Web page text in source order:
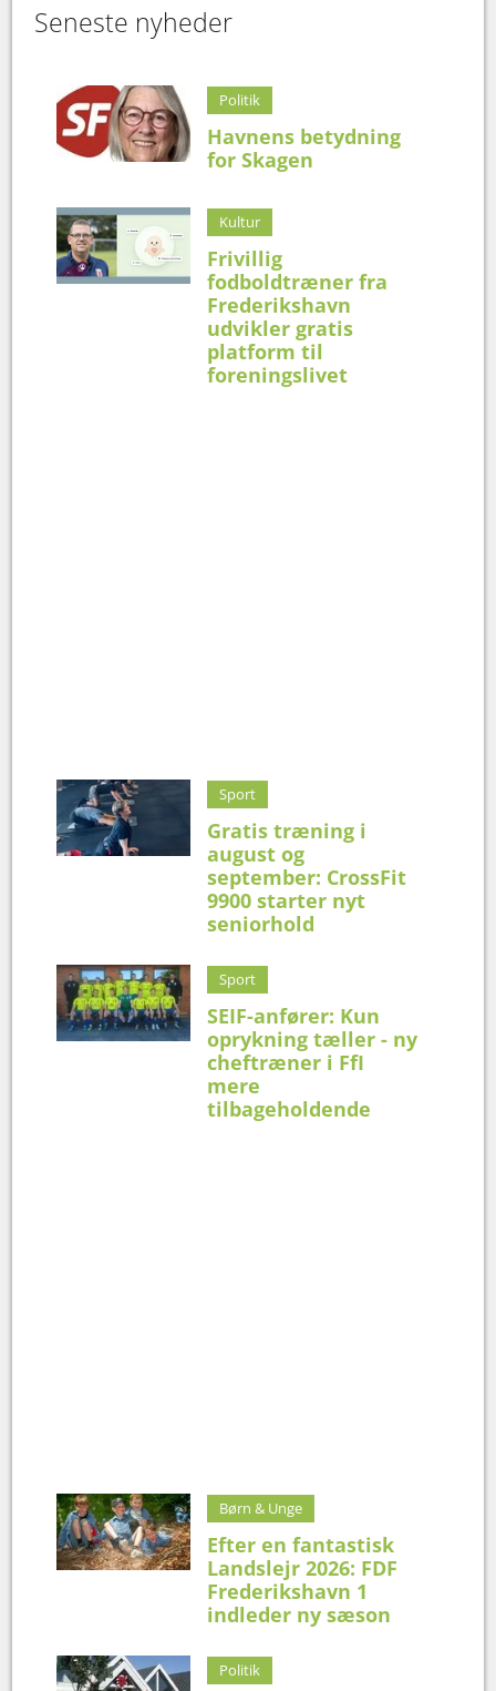
Seneste nyheder
Politik
Havnens betydning
for Skagen
Kultur
Frivillig
fodboldtræner fra
Frederikshavn
udvikler gratis
platform til
foreningslivet
Sport
Gratis træning i
august og
september: CrossFit
9900 starter nyt
seniorhold
Sport
SEIF-anfører: Kun
oprykning tæller - ny
cheftræner i FfI
mere
tilbageholdende
Børn & Unge
Efter en fantastisk
Landslejr 2026: FDF
Frederikshavn 1
indleder ny sæson
Politik